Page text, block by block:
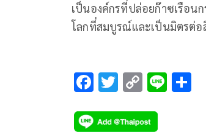
เป็นองค์กรที่ปล่อยก๊าซเรือน
โลกที่สมบูรณ์และเป็นมิตรต่อ
F
e
T
tt
C
p
Li